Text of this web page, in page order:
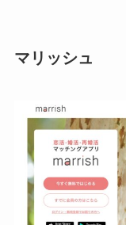
マリッシュ